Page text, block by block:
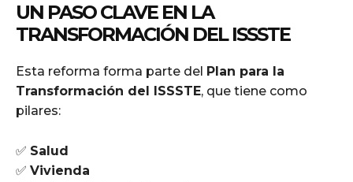
UN PASO CLAVE EN LA
TRANSFORMACIÓN DEL ISSSTE
Esta reforma forma parte del Plan para la
Transformación del ISSSTE, que tiene como
pilares:
✅ Salud
✅ Vivienda